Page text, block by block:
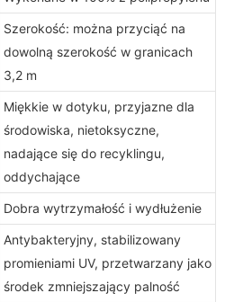
Szerokość: można przyciąć na
dowolną szerokość w granicach
3,2 m
Miękkie w dotyku, przyjazne dla
środowiska, nietoksyczne,
nadające się do recyklingu,
oddychające
Dobra wytrzymałość i wydłużenie
Antybakteryjny, stabilizowany
promieniami UV, przetwarzany jako
środek zmniejszający palność